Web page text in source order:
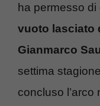
ha permesso
vuoto lasciato
Gianmarco
settima
concluso